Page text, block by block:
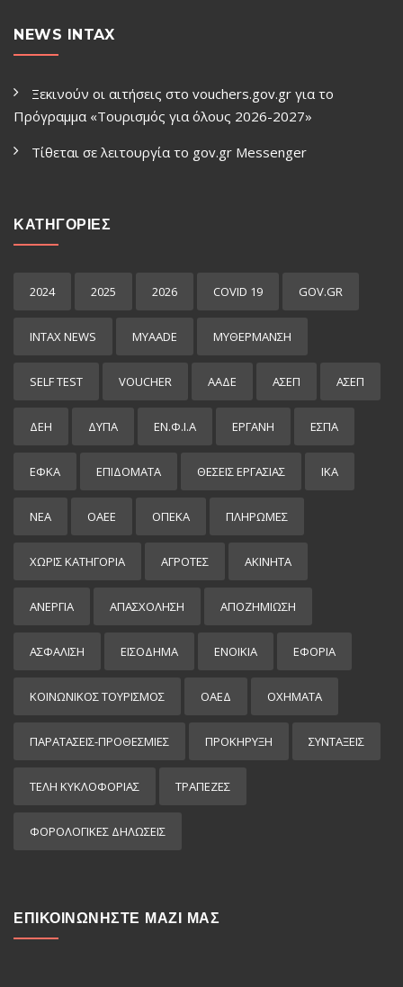
NEWS INTAX
Ξεκινούν οι αιτήσεις στο vouchers.gov.gr για το
Πρόγραμμα «Τουρισμός για όλους 2026-2027»
Τίθεται σε λειτουργία το gov.gr Μessenger
ΚΑΤΗΓΟΡΙΕΣ
2024 2025 2026 COVID 19 GOV.GR
INTAX NEWS MYAADE MYΘΈΡΜΑΝΣΗ
SELF TEST VOUCHER ΑΑΔΕ ΑΣΕΠ ΑΣΕΠ
ΔΕΗ ΔΥΠΑ ΕΝ.Φ.Ι.Α ΕΡΓΑΝΗ ΕΣΠΑ
ΕΦΚΑ ΕΠΙΔΌΜΑΤΑ ΘΕΣΕΙΣ ΕΡΓΑΣΙΑΣ ΙΚΑ
ΝΕΑ ΟΑΕΕ ΟΠΕΚΑ ΠΛΗΡΩΜΕΣ
ΧΩΡΊΣ ΚΑΤΗΓΟΡΊΑ ΑΓΡΟΤΕΣ ΑΚΙΝΗΤΑ
ΑΝΕΡΓΙΑ ΑΠΑΣΧΟΛΗΣΗ ΑΠΟΖΗΜΙΩΣΗ
ΑΣΦΑΛΙΣΗ ΕΙΣΌΔΗΜΑ ΕΝΟΙΚΙΑ ΕΦΟΡΙΑ
ΚΟΙΝΩΝΙΚΟΣ ΤΟΥΡΙΣΜΟΣ ΟΑΕΔ ΟΧΗΜΑΤΑ
ΠΑΡΑΤΑΣΕΙΣ-ΠΡΟΘΕΣΜΙΕΣ ΠΡΟΚΉΡΥΞΗ ΣΥΝΤΑΞΕΙΣ
ΤΕΛΗ ΚΥΚΛΟΦΟΡΙΑΣ ΤΡΑΠΕΖΕΣ
ΦΟΡΟΛΟΓΙΚΕΣ ΔΗΛΩΣΕΙΣ
ΕΠΙΚΟΙΝΩΝΗΣΤΕ ΜΑΖΙ ΜΑΣ